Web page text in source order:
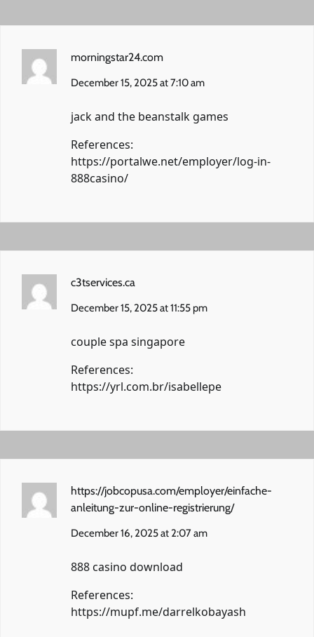
morningstar24.com
December 15, 2025 at 7:10 am
jack and the beanstalk games
References:
https://portalwe.net/employer/log-in-
888casino/
c3tservices.ca
December 15, 2025 at 11:55 pm
couple spa singapore
References:
https://yrl.com.br/isabellepe
https://jobcopusa.com/employer/einfache-
anleitung-zur-online-registrierung/
December 16, 2025 at 2:07 am
888 casino download
References:
https://mupf.me/darrelkobayash